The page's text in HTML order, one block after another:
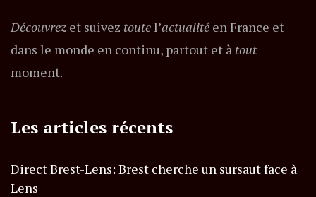
Découvrez et suivez toutel’actualitéen France et
dans le monde en continu, partout et à tout
moment.
Les articles récents
Direct Brest-Lens: Brest cherche un sursaut face à
Lens